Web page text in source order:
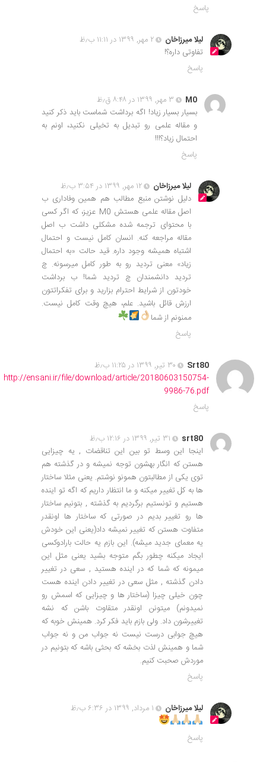
پاسخ
لیلا میرزاخان
۲ مهر, ۱۳۹۹ در ۱۱:۱۱ ب٫ظ
تفاوتی داره؟!
پاسخ
M0
۳ مهر, ۱۳۹۹ در ۸:۴۸ ق٫ظ
بسیار بسیار زیاد! اگه برداشت شماست باید ذکر کنید
و مقاله علمی رو تبدیل به تخیلی نکنید، اونم به
احتمال زیاد؟!!!
پاسخ
لیلا میرزاخان
۱۲ مهر, ۱۳۹۹ در ۳:۵۴ ب٫ظ
دلیل نوشتن منبع مطالب هم همین وفاداری ب
اصل مقاله علمی هستش M0 عزیز، که اگر کسی
با محتوای ترجمه شده مشکلی داشت ب اصل
مقاله مراجعه کنه. انسان کامل نیست و احتمال
اشتباه همیشه وجود داره. قید حالت «به احتمال
زیاد» معنی تردید رو به طور کامل میرسونه. چ
تردید دانشمندان چ تردید شما! ب برداشت
خودتون از شرایط احترام بزارید و برای تفکراتتون
ارزش قائل باشید. علم، هیچ وقت کامل نیست.
ممنونم از شما
پاسخ
Srt80
۳۰ تیر, ۱۳۹۹ در ۱۱:۲۵ ب٫ظ
http://ensani.ir/file/download/article/20180603150754-
9986-76.pdf
پاسخ
srt80
۳۱ تیر, ۱۳۹۹ در ۱۲:۱۶ ب٫ظ
اینجا این وسط تو بین این تناقضات , یه چیزایی
هستن که انگار بهشون توجه نمیشه و در گذشته هم
توی یکی از مطالبتون همونو نوشتم. یعنی مثلا ساختار
ها به کل تغییر میکنه و ما انتظار داریم که اگه تو اینده
هستیم و تونستیم برگردیم به گذشته , بتونیم ساختار
ها رو تغییر بدیم در صورتی که ساختار ها اونقدر
متفاوت هستن که تغییر نمیشه داد(یعنی این خودش
یه معمای جدید میشه). این بازم یه حالت بارادوکسی
ایجاد میکنه چطور بگم متوجه بشید یعنی مثل این
میمونه که شما که در اینده هستید , سعی در تغییر
دادن گذشته , مثل سعی در تغییر دادن اینده هست
چون خیلی چیزا (ساختار ها و چیزایی که اسمش رو
نمیدونم) میتونن اونقدر متقاوت باشن که نشه
تغییرشون داد. ولی بازم باید فکر کرد. همینش خوبه که
هیچ جوابی درست نیست نه جواب من و نه جواب
شما و همینش لذت بخشه که بحثی باشه که بتونیم در
موردش صحبت کنیم.
پاسخ
لیلا میرزاخان ۱ مرداد, ۱۳۹۹ در ۶:۳۶ ب٫ظ
پاسخ